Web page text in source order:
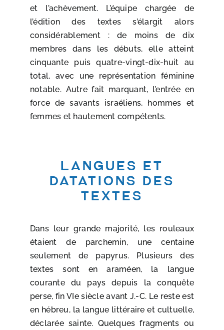
et l’achèvement. L’équipe chargée de
l’édition des textes s’élargit alors
considérablement : de moins de dix
membres dans les débuts, elle atteint
cinquante puis quatre-vingt-dix-huit au
total, avec une représentation féminine
notable. Autre fait marquant, l’entrée en
force de savants israéliens, hommes et
femmes et hautement compétents.
Langues et
datations des
textes
Dans leur grande majorité, les rouleaux
étaient de parchemin, une centaine
seulement de papyrus. Plusieurs des
textes sont en araméen, la langue
courante du pays depuis la conquête
perse, fin VIe siècle avant J.-C. Le reste est
en hébreu, la langue littéraire et cultuelle,
déclarée sainte. Quelques fragments ou